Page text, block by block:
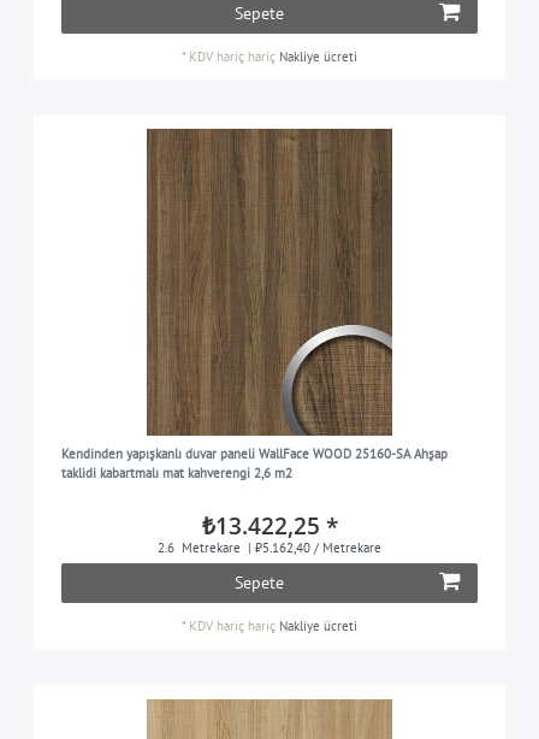
Sepete
* KDV hariç hariç Nakliye ücreti
Kendinden yapışkanlı duvar paneli WallFace WOOD 25160-SA Ahşap
taklidi kabartmalı mat kahverengi 2,6 m2
₺13.422,25 *
2.6 Metrekare | ₺5.162,40 / Metrekare
Sepete
* KDV hariç hariç Nakliye ücreti